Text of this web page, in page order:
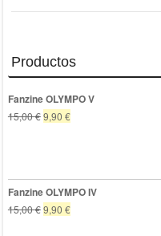
Productos
Fanzine OLYMPO V
15,00€El
15,00 €.
9,90 €El
9,90 €.
Fanzine OLYMPO IV
15,00€El
9,90 €El